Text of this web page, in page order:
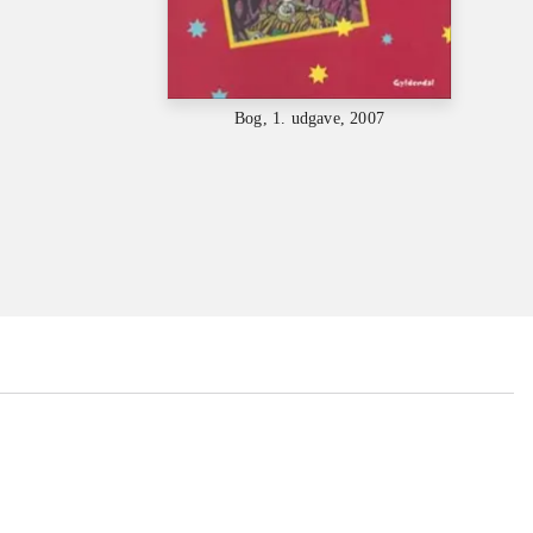
Bog, 1. udgave, 2007